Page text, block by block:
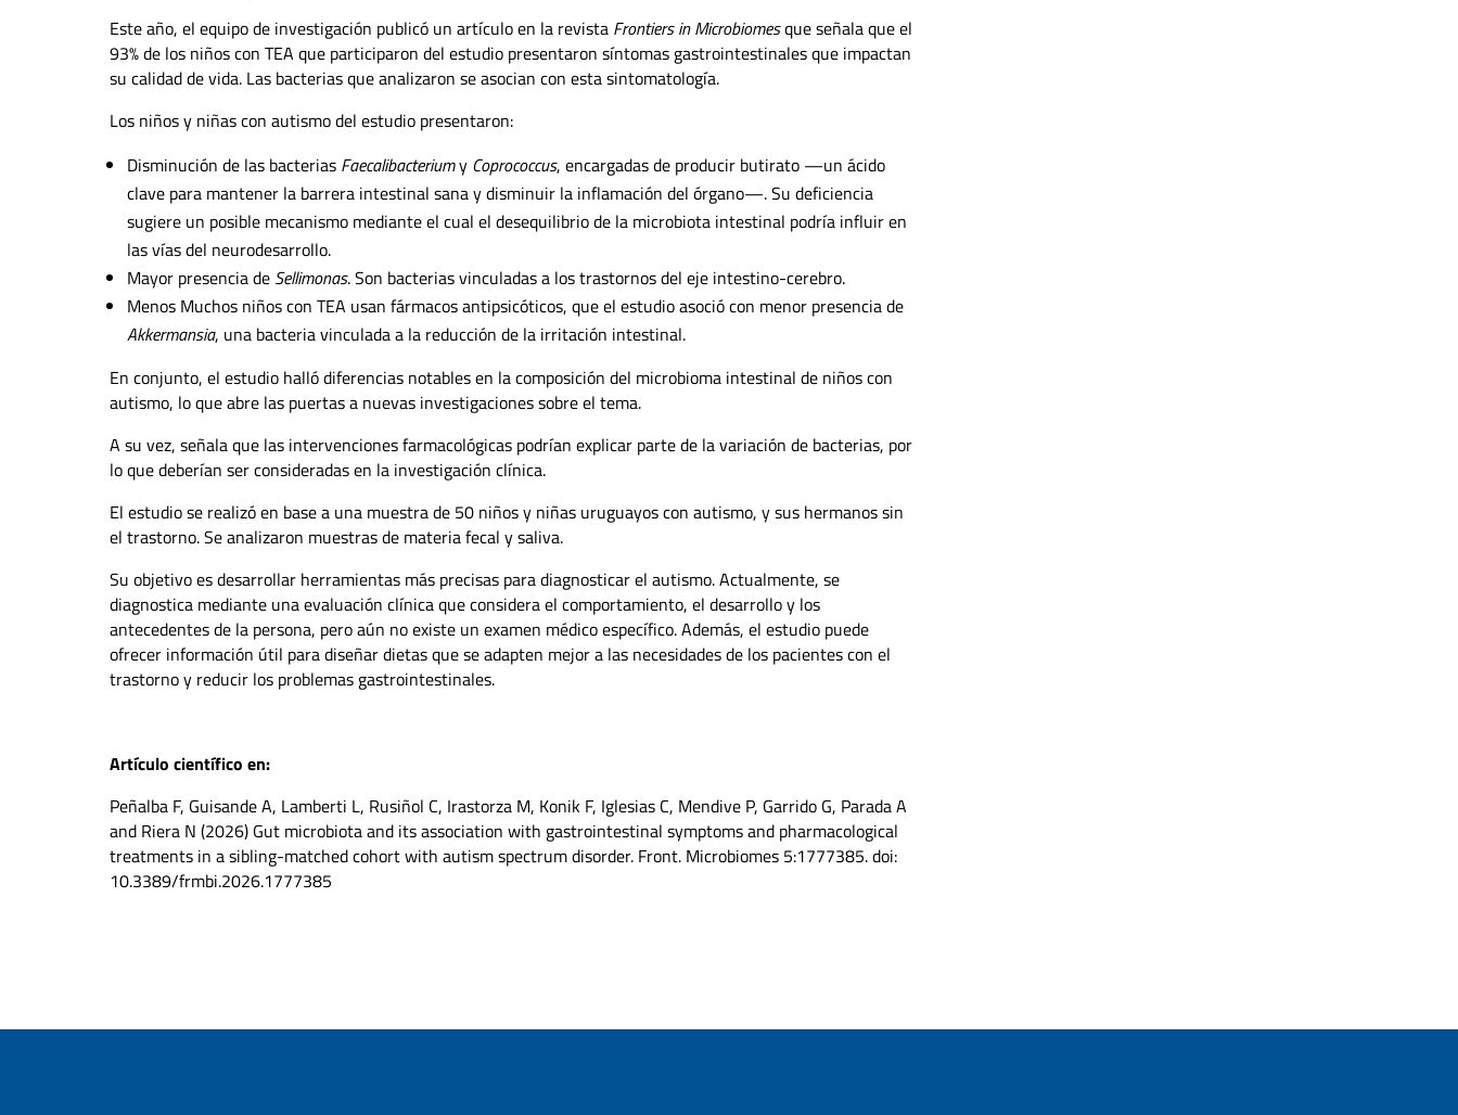
Este año, el equipo de investigación publicó un artículo en la revista Frontiers in Microbiomesque señala que el
93% de los niños con TEA que participaron del estudio presentaron síntomas gastrointestinales que impactan
su calidad de vida. Las bacterias que analizaron se asocian con esta sintomatología.
Los niños y niñas con autismo del estudio presentaron:
Disminución de las bacterias Faecalibacteriumy Coprococcus, encargadas de producir butirato —un ácido
clave para mantener la barrera intestinal sana y disminuir la inflamación del órgano—. Su deficiencia
sugiere un posible mecanismo mediante el cual el desequilibrio de la microbiota intestinal podría influir en
las vías del neurodesarrollo.
Mayor presencia de Sellimonas. Son bacterias vinculadas a los trastornos del eje intestino-cerebro.
Menos Muchos niños con TEA usan fármacos antipsicóticos, que el estudio asoció con menor presencia de
Akkermansia, una bacteria vinculada a la reducción de la irritación intestinal.
En conjunto, el estudio halló diferencias notables en la composición del microbioma intestinal de niños con
autismo, lo que abre las puertas a nuevas investigaciones sobre el tema.
A su vez, señala que las intervenciones farmacológicas podrían explicar parte de la variación de bacterias, por
lo que deberían ser consideradas en la investigación clínica.
El estudio se realizó en base a una muestra de 50 niños y niñas uruguayos con autismo, y sus hermanos sin
el trastorno. Se analizaron muestras de materia fecal y saliva.
Su objetivo es desarrollar herramientas más precisas para diagnosticar el autismo. Actualmente, se
diagnostica mediante una evaluación clínica que considera el comportamiento, el desarrollo y los
antecedentes de la persona, pero aún no existe un examen médico específico. Además, el estudio puede
ofrecer información útil para diseñar dietas que se adapten mejor a las necesidades de los pacientes con el
trastorno y reducir los problemas gastrointestinales.
Artículo científico en:
Peñalba F, Guisande A, Lamberti L, Rusiñol C, Irastorza M, Konik F, Iglesias C, Mendive P, Garrido G, Parada A
and Riera N (2026) Gut microbiota and its association with gastrointestinal symptoms and pharmacological
treatments in a sibling-matched cohort with autism spectrum disorder. Front. Microbiomes 5:1777385. doi:
10.3389/frmbi.2026.1777385